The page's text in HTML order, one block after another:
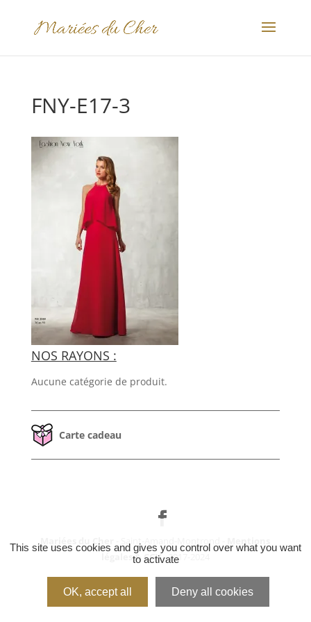
FNY-E17-3
NOS RAYONS :
Aucune catégorie de produit.
Carte cadeau
Mariées du Cher - Saint-Amand-Montrond -
Mentions
légales & CGV- 2017-2024
This site uses cookies and gives you control over what you want
to activate
OK, accept all Deny all cookies